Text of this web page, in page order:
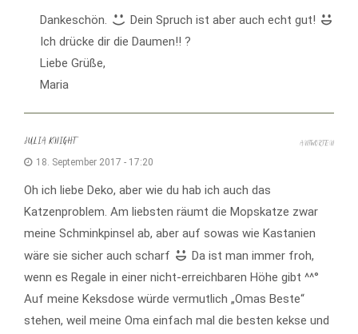
Dankeschön.
Dein Spruch ist aber auch echt gut!
Ich drücke dir die Daumen!! ?
Liebe Grüße,
Maria
JULIA KNIGHT
18. September 2017 - 17:20
Oh ich liebe Deko, aber wie du hab ich auch das
Katzenproblem. Am liebsten räumt die Mopskatze zwar
meine Schminkpinsel ab, aber auf sowas wie Kastanien
wäre sie sicher auch scharf
Da ist man immer froh,
wenn es Regale in einer nicht-erreichbaren Höhe gibt ^^°
Auf meine Keksdose würde vermutlich „Omas Beste“
stehen, weil meine Oma einfach mal die besten kekse und
ANTWORTEN